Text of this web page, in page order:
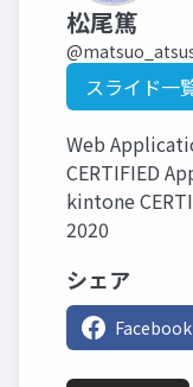
松尾篤
スライド一
Web
CERTIFIED
kintone
2020
シェア
Facebook